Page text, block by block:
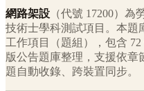
網路架設 （代號 17200） 為
技術士學科測試項目。本題
工作項目（題組），包含 72
版公告題庫整理，支援依章
題自動收錄、跨裝置同步。